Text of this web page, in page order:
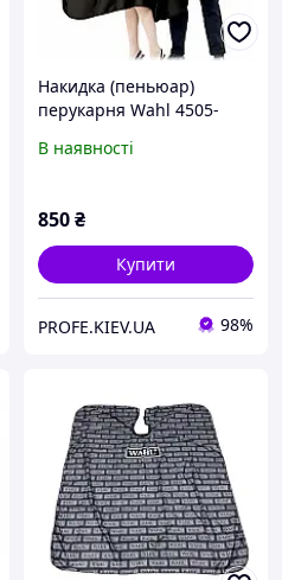
Накидка (пеньюар)
перукарня Wahl 4505-
В наявності
850₴
Купити
PROFE.KIEV.UA 98%